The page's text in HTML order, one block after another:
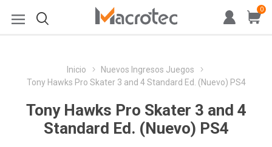
0
Inicio
Nuevos Ingresos Juegos
Tony Hawks Pro Skater 3 and 4 Standard Ed. (Nuevo) PS4
Tony Hawks Pro Skater 3 and 4
Standard Ed. (Nuevo) PS4